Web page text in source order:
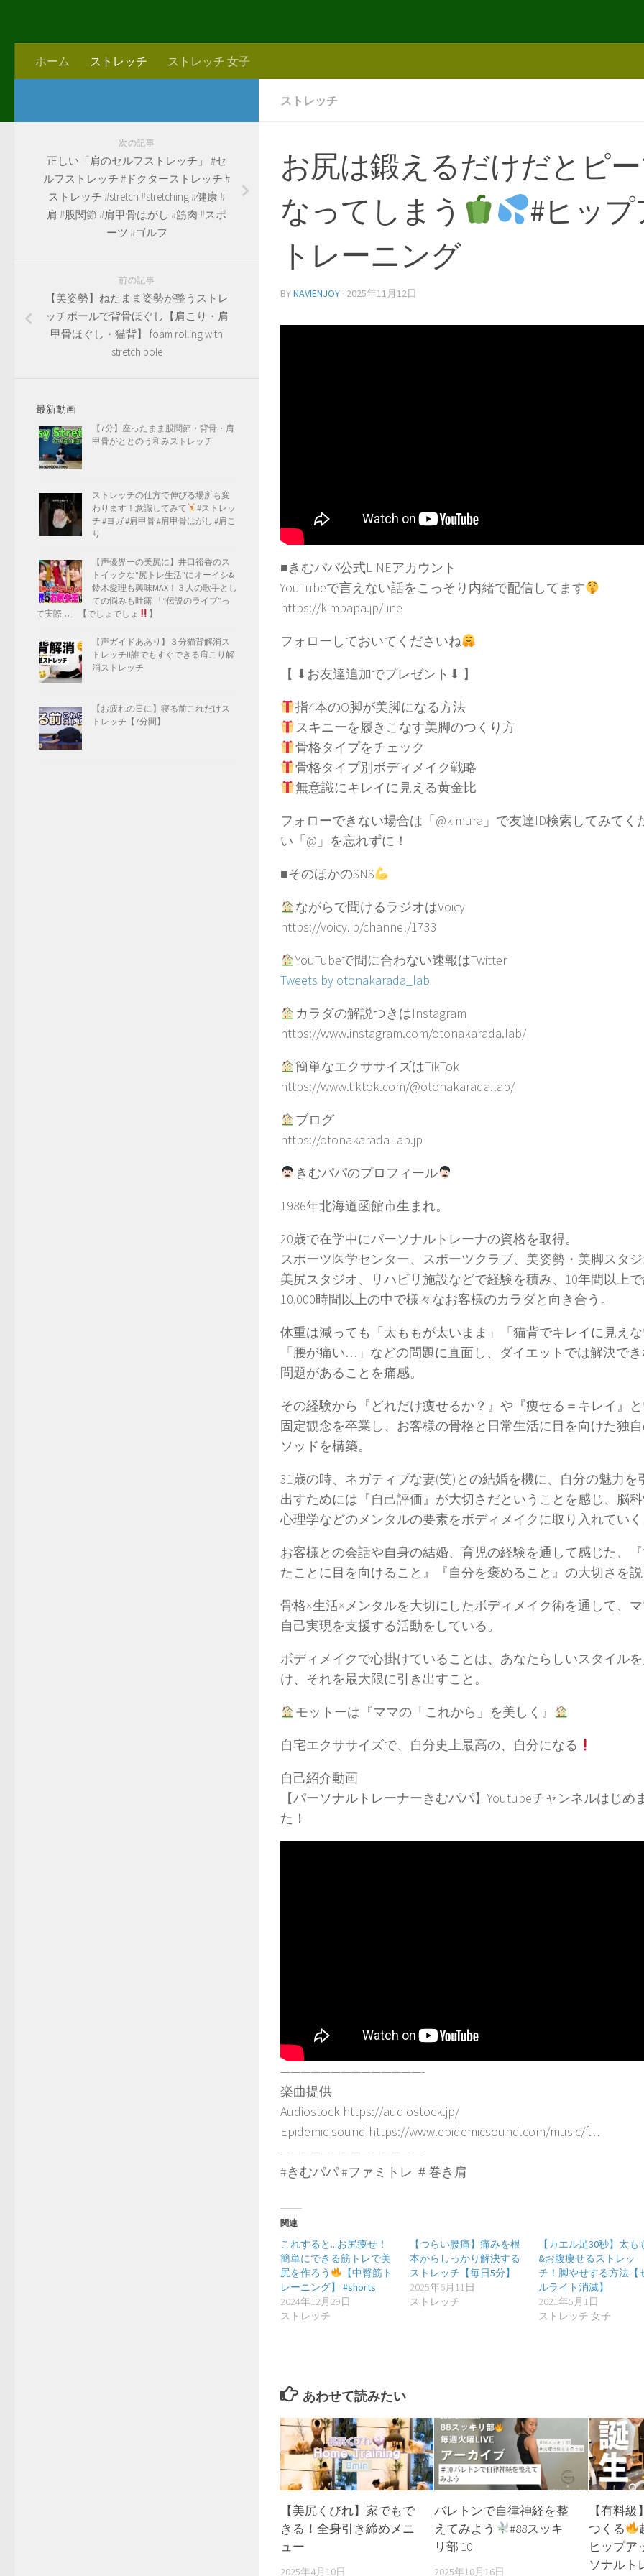
ホーム ストレッチ ストレッチ 女子
ストレッチ
お尻は鍛えるだけだとピ
なってしまう
#ヒッ
トレーニング
BYNAVIENJOY · 2025年11月12日
■きむパパ公式LINEアカウント
YouTubeで言えない話をこっそり内緒で配信してます
https://kimpapa.jp/line
フォローしておいてくださいね
【 ⬇︎お友達追加でプレゼント⬇︎ 】
指4本のO脚が美脚になる方法
スキニーを履きこなす美脚のつくり方
骨格タイプをチェック
骨格タイプ別ボディメイク戦略
無意識にキレイに見える黄金比
フォローできない場合は「@kimura」で友達ID検索してみてく
い「@」を忘れずに！
■そのほかのSNS
ながらで聞けるラジオはVoicy
https://voicy.jp/channel/1733
YouTubeで間に合わない速報はTwitter
Tweets by otonakarada_lab
カラダの解説つきはInstagram
https://www.instagram.com/otonakarada.lab/
簡単なエクササイズはTikTok
https://www.tiktok.com/@otonakarada.lab/
ブログ
https://otonakarada-lab.jp
きむパパのプロフィール
1986年北海道函館市生まれ。
20歳で在学中にパーソナルトレーナの資格を取得。
スポーツ医学センター、スポーツクラブ、美姿勢・美脚スタ
美尻スタジオ、リハビリ施設などで経験を積み、10年間以上
10,000時間以上の中で様々なお客様のカラダと向き合う。
体重は減っても「太ももが太いまま」「猫背でキレイに見え
「腰が痛い…」などの問題に直面し、ダイエットでは解決で
問題があることを痛感。
その経験から『どれだけ痩せるか？』や『痩せる＝キレイ』
固定観念を卒業し、お客様の骨格と日常生活に目を向けた独
ソッドを構築。
31歳の時、ネガティブな妻(笑)との結婚を機に、自分の魅力を
出すためには『自己評価』が大切さだということを感じ、脳
心理学などのメンタルの要素をボディメイクに取り入れてい
お客様との会話や自身の結婚、育児の経験を通して感じた、
たことに目を向けること』『自分を褒めること』の大切さを
骨格×生活×メンタルを大切にしたボディメイク術を通して、
自己実現を支援する活動をしている。
ボディメイクで心掛けていることは、あなたらしいスタイル
け、それを最大限に引き出すこと。
モットーは『ママの「これから」を美しく』
自宅エクササイズで、自分史上最高の、自分になる
自己紹介動画
【パーソナルトレーナーきむパパ】Youtubeチャンネルはじめ
た！
——————————————-
楽曲提供
Audiostock https://audiostock.jp/
Epidemic sound https://www.epidemicsound.com/music/f…
——————————————-
#きむパパ #ファミトレ ＃巻き肩
関連
これすると...お尻痩せ！
簡単にできる筋トレで美
尻を作ろう
【中臀筋ト
レーニング】 #shorts
2024年12月29日
ストレッチ
【つらい腰痛】痛みを根
本からしっかり解決する
ストレッチ【毎日5分】
2025年6月11日
ストレッチ
【カエル足30秒】太も
&お腹痩せるストレッ
チ！脚やせする方法【
ルライト消滅】
2021年5月1日
ストレッチ 女子
あわせて読みたい
【美尻くびれ】家でもで
きる！全身引き締めメニ
ュー
2025年4月10日
バレトンで自律神経を整
えてみよう
#88スッキ
リ部 10
2025年10月16日
【有料
つくる
ヒップア
ソナルト
次の記事
正しい「肩のセルフストレッチ」 #セ
ルフストレッチ #ドクターストレッチ #
ストレッチ #stretch #stretching #健康 #
肩 #股関節 #肩甲骨はがし #筋肉 #スポ
ーツ #ゴルフ
前の記事
【美姿勢】ねたまま姿勢が整うストレ
ッチポールで背骨ほぐし【肩こり・肩
甲骨ほぐし・猫背】 foam rolling with
stretch pole
最新動画
【7分】座ったまま股関節・背骨・肩
甲骨がととのう和みストレッチ
ストレッチの仕方で伸びる場所も変
わります！意識してみて
#ストレッ
チ #ヨガ #肩甲骨 #肩甲骨はがし #肩こ
り
【声優界一の美尻に】井口裕香のス
トイックな”尻トレ生活”にオーイシ&
鈴木愛理も興味MAX！３人の歌手とし
ての悩みも吐露 「“伝説のライブ”っ
て実際…」【でしょでしょ
】
【声ガイドああり】３分猫背解消ス
トレッチ!!誰でもすぐできる肩こり解
消ストレッチ
【お疲れの日に】寝る前これだけス
トレッチ【7分間】